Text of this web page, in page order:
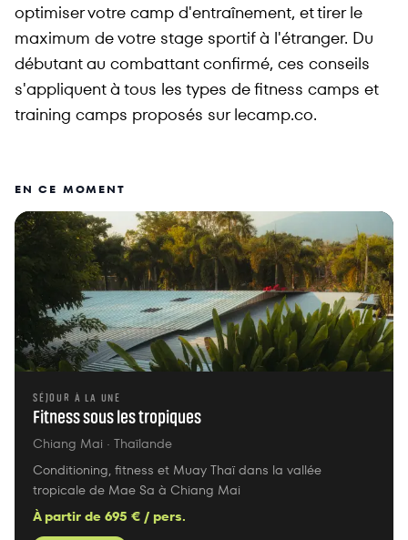
optimiser votre camp d'entraînement, et tirer le
maximum de votre stage sportif à l'étranger. Du
débutant au combattant confirmé, ces conseils
s'appliquent à tous les types de fitness camps et
training camps proposés sur lecamp.co.
EN CE MOMENT
SÉJOUR À LA UNE
Fitness sous les tropiques
Chiang Mai · Thaïlande
Conditioning, fitness et Muay Thaï dans la vallée
tropicale de Mae Sa à Chiang Mai
À partir de 695 € / pers.